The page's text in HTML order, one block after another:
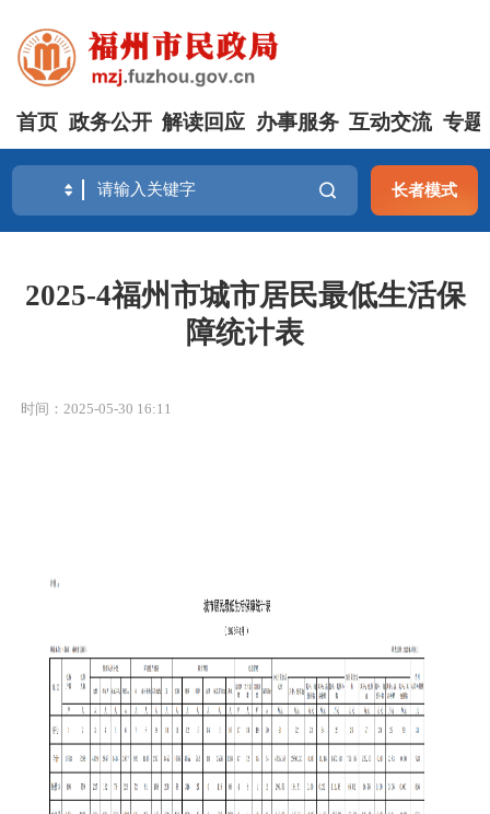
首页 政务公开 解读回应 办事服务 互动交流 专题
长者模式
2025-4福州市城市居民最低生活保
障统计表
时间：2025-05-30 16:11